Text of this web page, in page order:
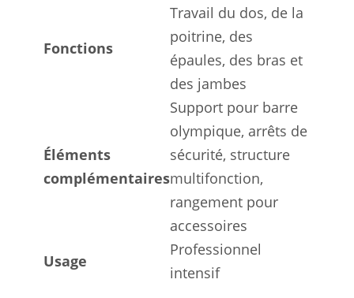
Fonctions
Travail du dos, de la
poitrine, des
épaules, des bras et
des jambes
Éléments
complémentaires
Support pour barre
olympique, arrêts de
sécurité, structure
multifonction,
rangement pour
accessoires
Usage
Professionnel
intensif